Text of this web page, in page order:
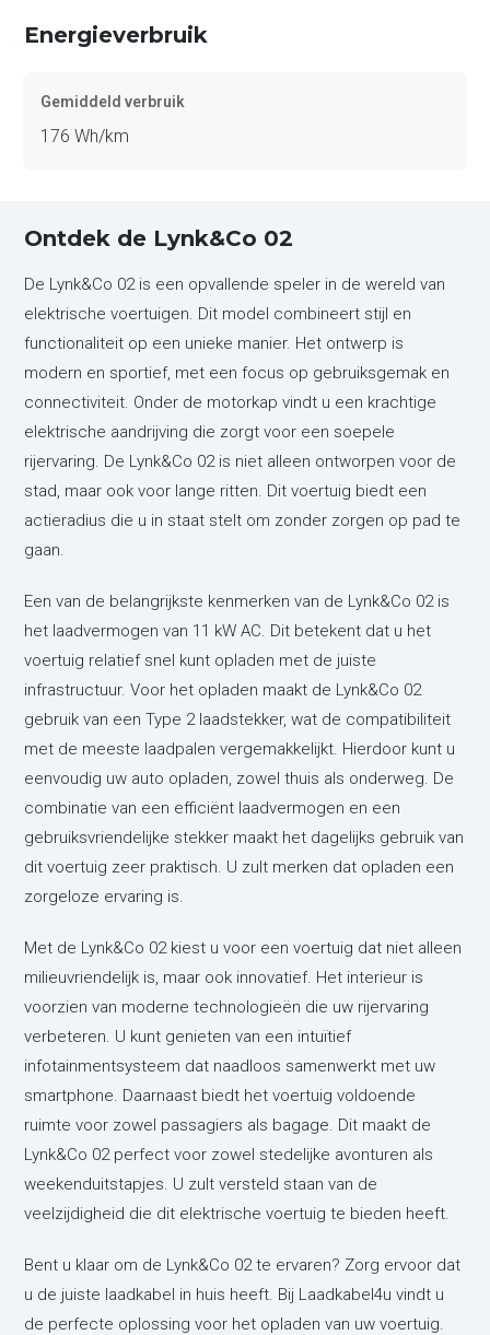
Energieverbruik
Gemiddeld verbruik
176 Wh/km
Ontdek de Lynk&Co 02
De Lynk&Co 02 is een opvallende speler in de wereld van
elektrische voertuigen. Dit model combineert stijl en
functionaliteit op een unieke manier. Het ontwerp is
modern en sportief, met een focus op gebruiksgemak en
connectiviteit. Onder de motorkap vindt u een krachtige
elektrische aandrijving die zorgt voor een soepele
rijervaring. De Lynk&Co 02 is niet alleen ontworpen voor de
stad, maar ook voor lange ritten. Dit voertuig biedt een
actieradius die u in staat stelt om zonder zorgen op pad te
gaan.
Een van de belangrijkste kenmerken van de Lynk&Co 02 is
het laadvermogen van 11 kW AC. Dit betekent dat u het
voertuig relatief snel kunt opladen met de juiste
infrastructuur. Voor het opladen maakt de Lynk&Co 02
gebruik van een Type 2 laadstekker, wat de compatibiliteit
met de meeste laadpalen vergemakkelijkt. Hierdoor kunt u
eenvoudig uw auto opladen, zowel thuis als onderweg. De
combinatie van een efficiënt laadvermogen en een
gebruiksvriendelijke stekker maakt het dagelijks gebruik van
dit voertuig zeer praktisch. U zult merken dat opladen een
zorgeloze ervaring is.
Met de Lynk&Co 02 kiest u voor een voertuig dat niet alleen
milieuvriendelijk is, maar ook innovatief. Het interieur is
voorzien van moderne technologieën die uw rijervaring
verbeteren. U kunt genieten van een intuïtief
infotainmentsysteem dat naadloos samenwerkt met uw
smartphone. Daarnaast biedt het voertuig voldoende
ruimte voor zowel passagiers als bagage. Dit maakt de
Lynk&Co 02 perfect voor zowel stedelijke avonturen als
weekenduitstapjes. U zult versteld staan van de
veelzijdigheid die dit elektrische voertuig te bieden heeft.
Bent u klaar om de Lynk&Co 02 te ervaren? Zorg ervoor dat
u de juiste laadkabel in huis heeft. Bij Laadkabel4u vindt u
de perfecte oplossing voor het opladen van uw voertuig.